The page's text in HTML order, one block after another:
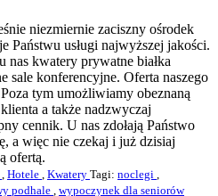
niezmiernie zaciszny ośrodek
Państwu usługi najwyższej jakości.
nas kwatery prywatne białka
sale konferencyjne. Oferta naszego
tym umożliwiamy obeznaną
a także nadzwyczaj
cennik. U nas zdołają Państwo
a więc nie czekaj i już dzisiaj
ofertą.
Hotele Kwatery Tagi: noclegi
podhale wypoczynek dla seniorów